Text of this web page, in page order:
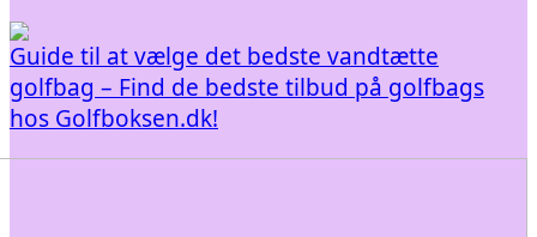
Guide til at vælge det bedste vandtætte
golfbag – Find de bedste tilbud på golfbags
hos Golfboksen.dk!